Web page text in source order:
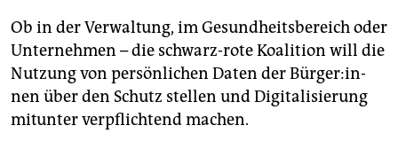
Ob in der Verwaltung, im Gesundheitsbereich oder
Unternehmen – die schwarz-rote Koalition will die
Nutzung von persönlichen Daten der Bür­ge­r:in­
nen über den Schutz stellen und Digitalisierung
mitunter verpflichtend machen.